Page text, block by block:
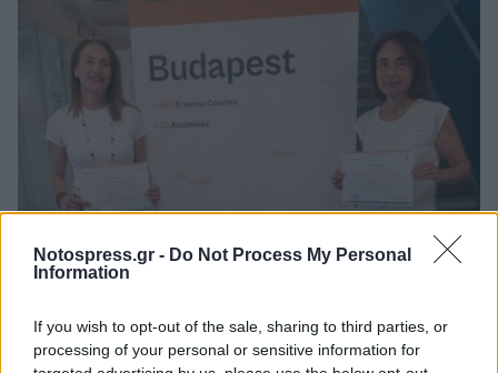
Notospress.gr - Do Not Process My Personal
Information
If you wish to opt-out of the sale, sharing to third parties, or
processing of your personal or sensitive information for
3ο ΓΕΛ Καλαμάτας: Επιμόρφωση
τον σχολικό εκφοβισμό
05/08/2026 18:04